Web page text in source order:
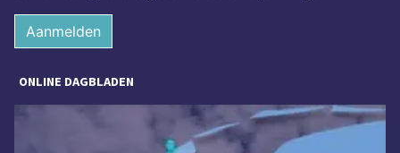
Aanmelden
ONLINE DAGBLADEN